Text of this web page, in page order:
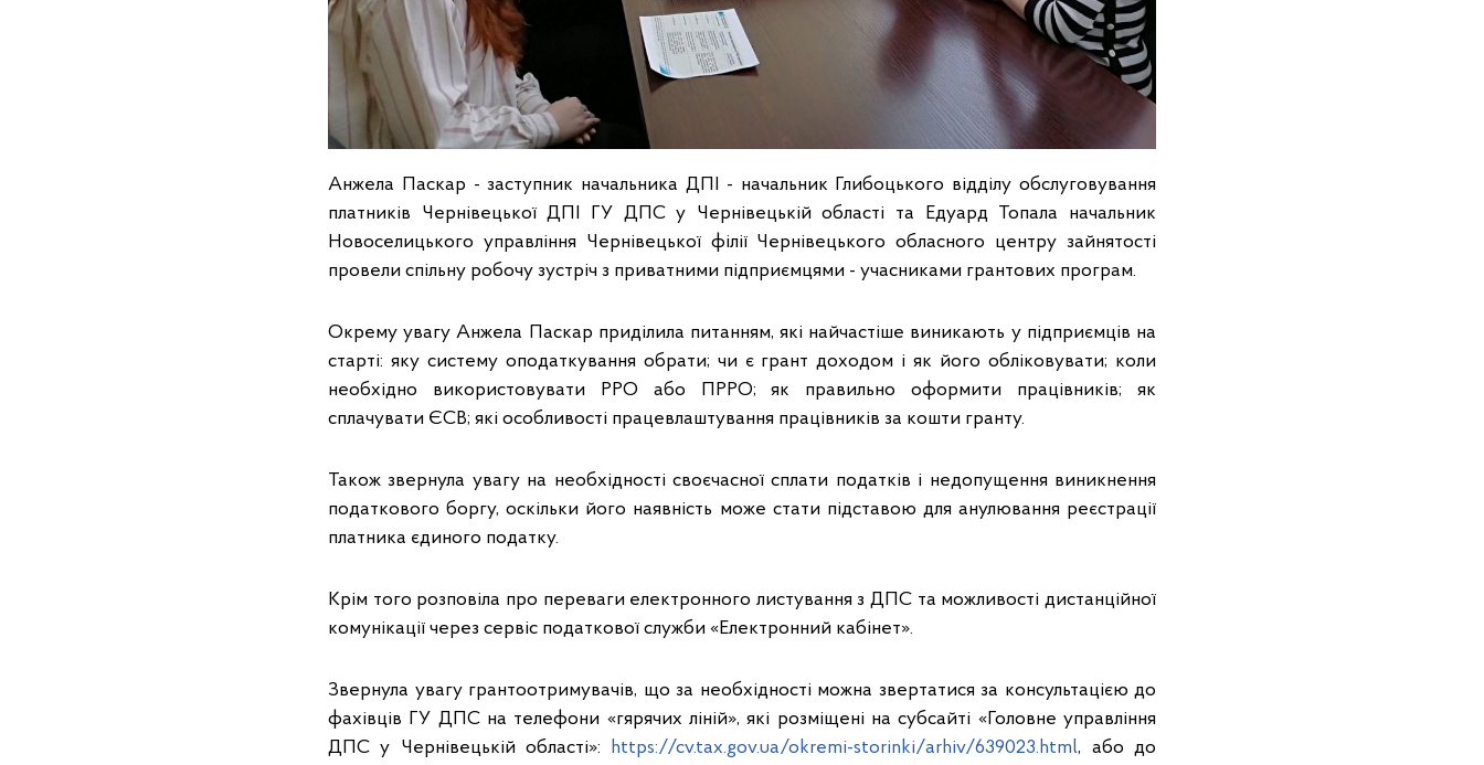
Анжела Паскар - заступник начальника ДПІ - начальник Глибоцького відділу обслуговування
платників Чернівецької ДПІ ГУ ДПС у Чернівецькій області та Едуард Топала начальник
Новоселицького управління Чернівецької філії Чернівецького обласного центру зайнятості
провели спільну робочу зустріч з приватними підприємцями - учасниками грантових програм.
Окрему увагу Анжела Паскар приділила питанням, які найчастіше виникають у підприємців на
старті: яку систему оподаткування обрати; чи є грант доходом і як його обліковувати; коли
необхідно використовувати РРО або ПРРО; як правильно оформити працівників; як
сплачувати ЄСВ; які особливості працевлаштування працівників за кошти гранту.
Також звернула увагу на необхідності своєчасної сплати податків і недопущення виникнення
податкового боргу, оскільки його наявність може стати підставою для анулювання реєстрації
платника єдиного податку.
Крім того розповіла про переваги електронного листування з ДПС та можливості дистанційної
комунікації через сервіс податкової служби «Електронний кабінет».
Звернула увагу грантоотримувачів, що за необхідності можна звертатися за консультацією до
фахівців ГУ ДПС на телефони «гярячих ліній», які розміщені на субсайті «Головне управління
ДПС у Чернівецькій області»:
https://cv.tax.gov.ua/okremi-storinki/arhiv/639023.html, або до